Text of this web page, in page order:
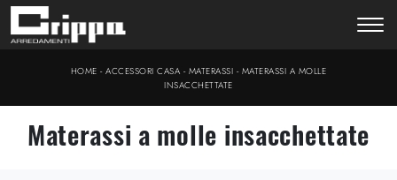
HOME -ACCESSORI CASA - MATERASSI - MATERASSI A MOLLE
INSACCHETTATE
Materassi a molle insacchettate